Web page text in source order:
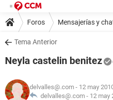
Foros Mensajerías y
Tema Anterior
Neyla castelin benitez
delvalles@.com - 12 may
delvalles@.com - 12 may